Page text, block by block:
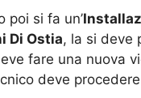
poi si fa un’
Di Ostia, la si deve
fare una nuova
deve